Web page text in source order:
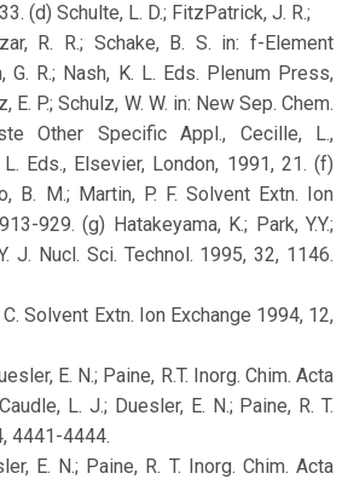
(d) Schulte, L. D.; FitzPatrick, J. R.;
R. R.; Schake, B. S. in: f-Element
G. R.; Nash, K. L. Eds. Plenum Press,
P.; Schulz, W. W. in: New Sep. Chem.
Other Specific Appl., Cecille, L.,
Eds., Elsevier, London, 1991, 21. (f)
B. M.; Martin, P. F. Solvent Extn. Ion
929. (g) Hatakeyama, K.; Park, Y.Y.;
J. Nucl. Sci. Technol. 1995, 32, 1146.
C. Solvent Extn. Ion Exchange 1994, 12,
E. N.; Paine, R.T. Inorg. Chim. Acta
L. J.; Duesler, E. N.; Paine, R. T.
4441-4444.
E. N.; Paine, R. T. Inorg. Chim. Acta